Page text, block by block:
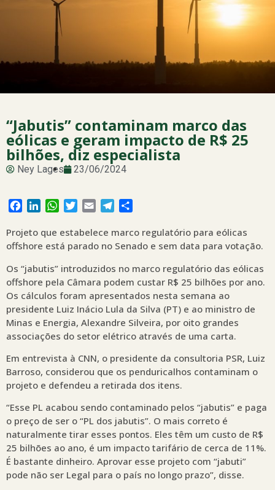
“Jabutis” contaminam marco das
eólicas e geram impacto de R$ 25
bilhões, diz especialista
Ney Lages 23/06/2024
Facebook
LinkedInWhatsApp
Twitter
Email Telegram
Projeto que estabelece marco regulatório para eólicas
offshore está parado no Senado e sem data para votação.
Os “jabutis” introduzidos no marco regulatório das eólicas
offshore pela Câmara podem custar R$ 25 bilhões por ano.
Os cálculos foram apresentados nesta semana ao
presidente Luiz Inácio Lula da Silva (PT) e ao ministro de
Minas e Energia, Alexandre Silveira, por oito grandes
associações do setor elétrico através de uma carta.
Em entrevista à CNN, o presidente da consultoria PSR, Luiz
Barroso, considerou que os penduricalhos contaminam o
projeto e defendeu a retirada dos itens.
“Esse PL acabou sendo contaminado pelos “jabutis” e paga
o preço de ser o “PL dos jabutis”. O mais correto é
naturalmente tirar esses pontos. Eles têm um custo de R$
25 bilhões ao ano, é um impacto tarifário de cerca de 11%.
É bastante dinheiro. Aprovar esse projeto com “jabuti”
pode não ser Legal para o país no longo prazo”, disse.